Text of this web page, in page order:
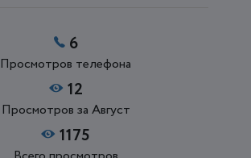
6
Просмотров телефона
12
Просмотров за Август
1175